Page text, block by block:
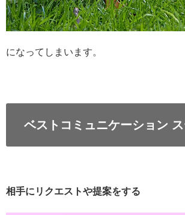
になってしまいます。
ベストコミュニケーション
相手にリクエストや提案をする